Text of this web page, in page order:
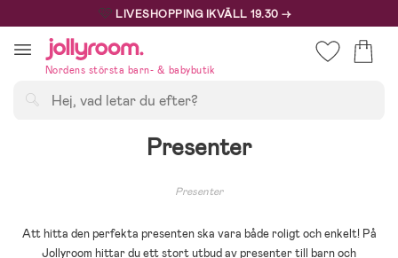
till
innehållet
🩷 LIVESHOPPING IKVÄLL 19.30 →
Nordens största barn- & babybutik
Presenter
Presenter
Att hitta den perfekta presenten ska vara både roligt och enkelt! På
Jollyroom hittar du ett stort utbud av presenter till barn och